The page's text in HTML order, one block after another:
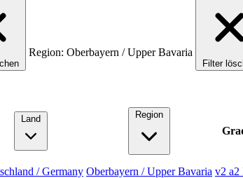
Region: Oberbayern / Upper Bavaria
Filter
Land Region
/ Germany Oberbayern / Upper Bavaria v2 a2